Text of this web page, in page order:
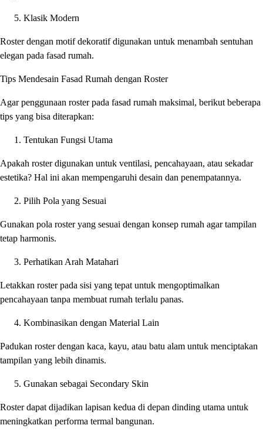
Klasik Modern
Roster dengan motif dekoratif digunakan untuk menambah sentuhan
elegan pada fasad rumah.
Tips Mendesain Fasad Rumah dengan Roster
Agar penggunaan roster pada fasad rumah maksimal, berikut beberapa
tips yang bisa diterapkan:
Tentukan Fungsi Utama
Apakah roster digunakan untuk ventilasi, pencahayaan, atau sekadar
estetika? Hal ini akan mempengaruhi desain dan penempatannya.
Pilih Pola yang Sesuai
Gunakan pola roster yang sesuai dengan konsep rumah agar tampilan
tetap harmonis.
Perhatikan Arah Matahari
Letakkan roster pada sisi yang tepat untuk mengoptimalkan
pencahayaan tanpa membuat rumah terlalu panas.
Kombinasikan dengan Material Lain
Padukan roster dengan kaca, kayu, atau batu alam untuk menciptakan
tampilan yang lebih dinamis.
Gunakan sebagai Secondary Skin
Roster dapat dijadikan lapisan kedua di depan dinding utama untuk
meningkatkan performa termal bangunan.